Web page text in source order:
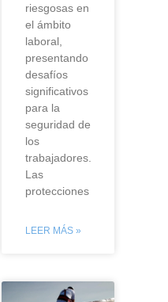
riesgosas en
el ámbito
laboral,
presentando
desafíos
significativos
para la
seguridad de
los
trabajadores.
Las
protecciones
LEER MÁS »